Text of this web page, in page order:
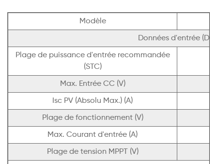
Modèle
Données d'entrée (DC)
Plage de puissance d'entrée recommandée
(STC)
Max. Entrée CC (V)
Isc PV (Absolu Max.) (A)
Plage de fonctionnement (V)
Max. Courant d'entrée (A)
Plage de tension MPPT (V)